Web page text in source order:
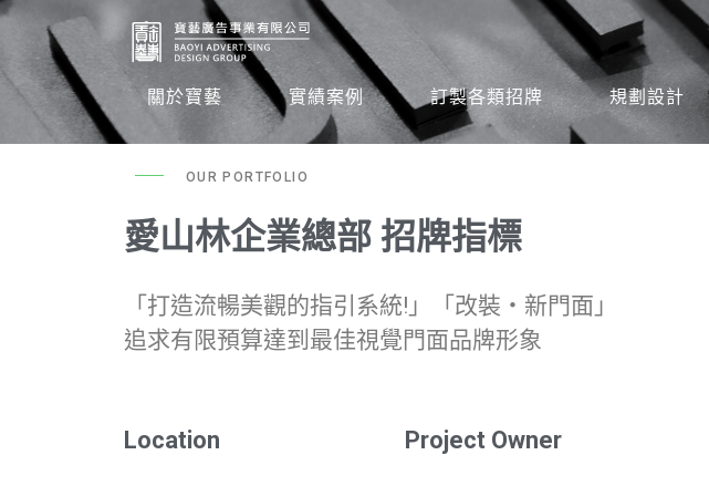
關於寶藝 實績案例 訂製各類招牌 規劃設計
OUR PORTFOLIO
愛山林企業總部 招牌指標
「打造流暢美觀的指引系統!」「改裝‧新門面」
追求有限預算達到最佳視覺門面品牌形象
Location Project Owner